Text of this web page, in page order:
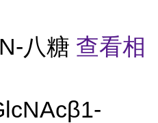
八糖 查看相